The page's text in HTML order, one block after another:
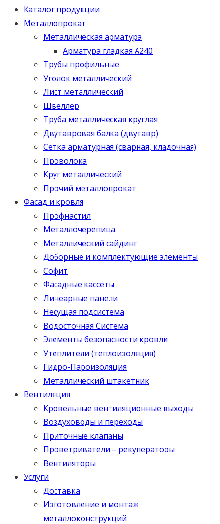
Каталог продукции
Металлопрокат
Металлическая арматура
Арматура гладкая А240
Трубы профильные
Уголок металлический
Лист металлический
Швеллер
Труба металлическая круглая
Двутавровая балка (двутавр)
Сетка арматурная (сварная, кладочная)
Проволока
Круг металлический
Прочий металлопрокат
Фасад и кровля
Профнастил
Металлочерепица
Металлический сайдинг
Доборные и комплектующие элементы
Софит
Фасадные кассеты
Линеарные панели
Несущая подсистема
Водосточная Система
Элементы безопасности кровли
Утеплители (теплоизоляция)
Гидро-Пароизоляция
Металлический штакетник
Вентиляция
Кровельные вентиляционные выходы
Воздуховоды и переходы
Приточные клапаны
Проветриватели – рекуператоры
Вентиляторы
Услуги
Доставка
Изготовление и монтаж
металлоконструкций